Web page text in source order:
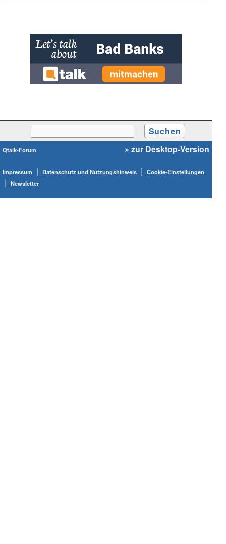
Qtalk-Forum » zur Desktop-Version
Impressum | Datenschutz und Nutzungshinweis | Cookie-Einstellungen
| Newsletter